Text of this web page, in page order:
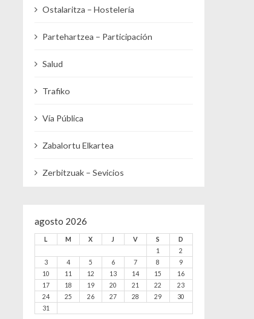
Ostalaritza – Hostelería
Partehartzea – Participación
Salud
Trafiko
Vía Pública
Zabalortu Elkartea
Zerbitzuak – Sevicios
agosto 2026
L M X J V S
D
1
2
3
4 5 6 7 8
9
10
11 12 13 14 15
16
17
18 19 20 21 22
23
24
25 26 27 28 29
30
31